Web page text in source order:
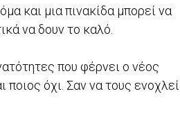
και μια πινακίδα μπορεί να
να δουν το καλό.
που φέρνει ο νέος
όχι. Σαν να τους ενοχλεί